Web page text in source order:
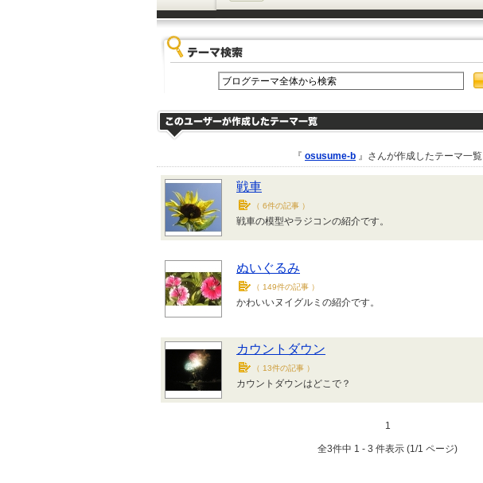
『 osusume-b 』さんが作成したテーマ一覧
戦車
（ 6件の記事 ）
戦車の模型やラジコンの紹介です。
ぬいぐるみ
（ 149件の記事 ）
かわいいヌイグルミの紹介です。
カウントダウン
（ 13件の記事 ）
カウントダウンはどこで？
1
全3件中 1 - 3 件表示 (1/1 ページ)